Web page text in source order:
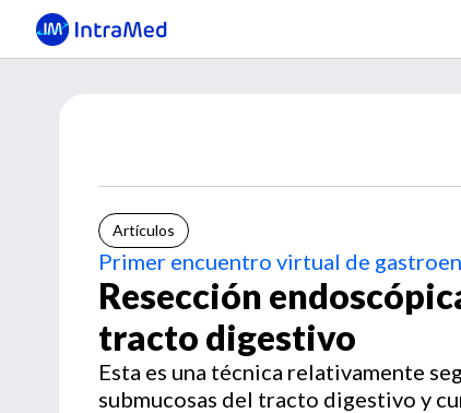
Artículos
Primer encuentro virtual de
Resección
tracto digestivo
Esta es una técnica relativamente
submucosas del tracto digestivo y